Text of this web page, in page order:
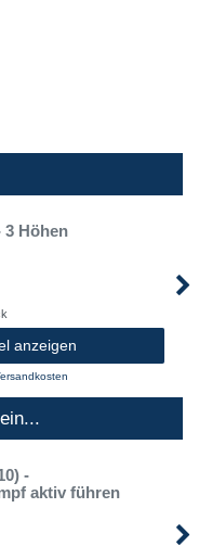
3 Höhen
anzeigen
-
aktiv führen